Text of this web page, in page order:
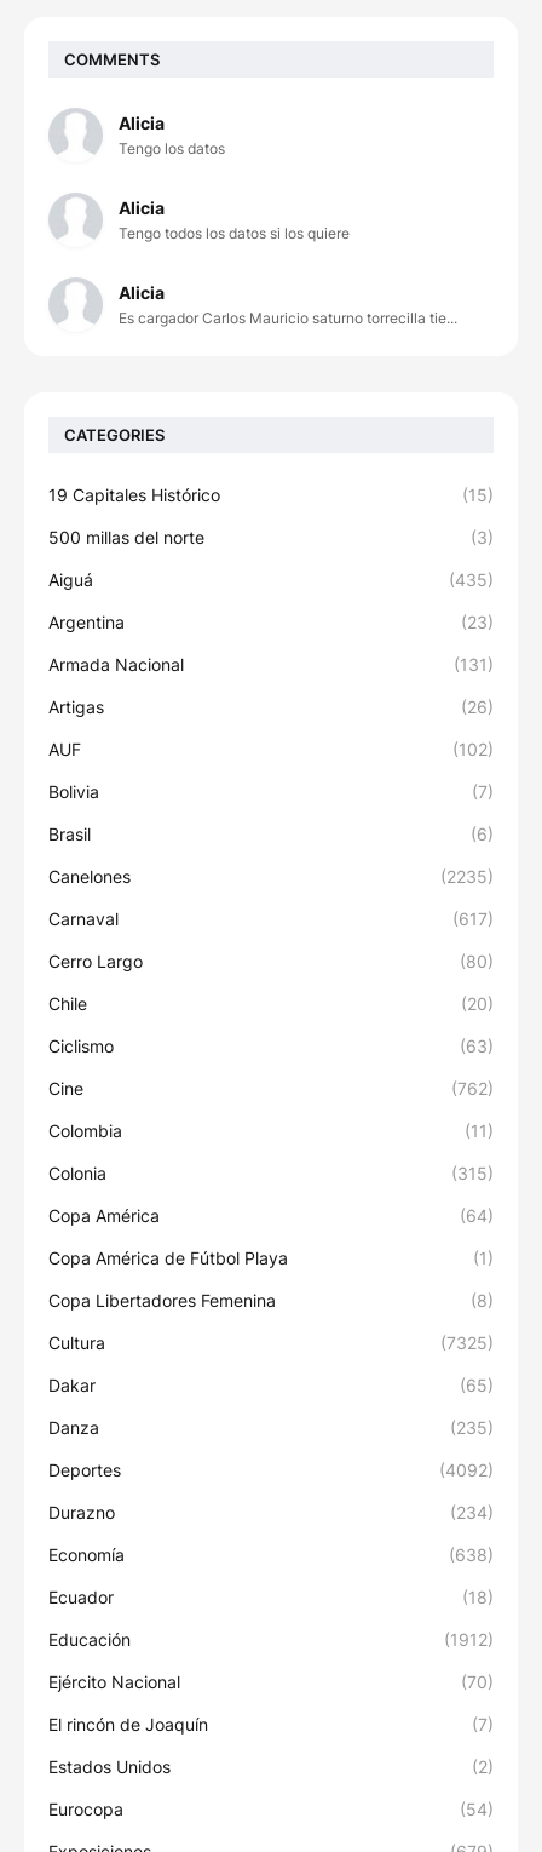
COMMENTS
Alicia
Tengo los datos
Alicia
Tengo todos los datos si los quiere
Alicia
Es cargador Carlos Mauricio saturno torrecilla tie...
CATEGORIES
19 Capitales Histórico (15)
500 millas del norte (3)
Aiguá (435)
Argentina (23)
Armada Nacional (131)
Artigas (26)
AUF (102)
Bolivia (7)
Brasil (6)
Canelones (2235)
Carnaval (617)
Cerro Largo (80)
Chile (20)
Ciclismo (63)
Cine (762)
Colombia (11)
Colonia (315)
Copa América (64)
Copa América de Fútbol Playa (1)
Copa Libertadores Femenina (8)
Cultura (7325)
Dakar (65)
Danza (235)
Deportes (4092)
Durazno (234)
Economía (638)
Ecuador (18)
Educación (1912)
Ejército Nacional (70)
El rincón de Joaquín (7)
Estados Unidos (2)
Eurocopa (54)